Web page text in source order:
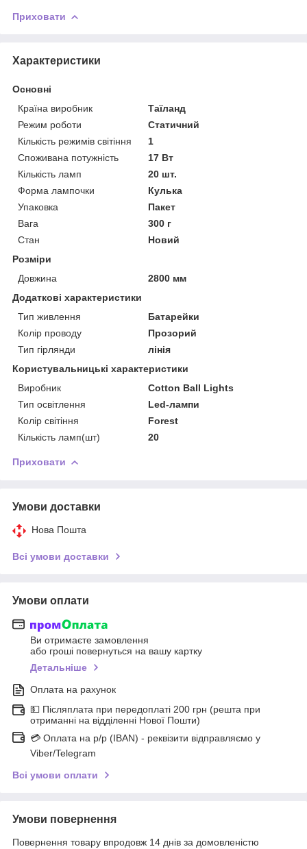
Приховати
Характеристики
Основні
Країна виробник
Таїланд
Режим роботи
Статичний
Кількість режимів світіння
1
Споживана потужність
17 Вт
Кількість ламп
20 шт.
Форма лампочки
Кулька
Упаковка
Пакет
Вага
300 г
Стан
Новий
Розміри
Довжина
2800 мм
Додаткові характеристики
Тип живлення
Батарейки
Колір проводу
Прозорий
Тип гірлянди
лінія
Користувальницькі характеристики
Виробник
Cotton Ball Lights
Тип освітлення
Led-лампи
Колір світіння
Forest
Кількість ламп(шт)
20
Приховати
Умови доставки
Нова Пошта
Всі умови доставки
Умови оплати
Ви отримаєте замовлення
або гроші повернуться на вашу картку
Детальніше
Оплата на рахунок
💵 Післяплата при передоплаті 200 грн (решта при
отриманні на відділенні Нової Пошти)
💳 Оплата на р/р (IBAN) - реквізити відправляємо у
Viber/Telegram
Всі умови оплати
Умови повернення
Повернення товару впродовж 14 днів за домовленістю